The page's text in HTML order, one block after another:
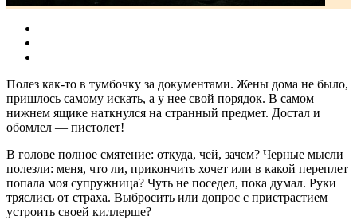
Полез как-то в тумбочку за документами. Жены дома не было,
пришлось самому искать, а у нее свой порядок. В самом
нижнем ящике наткнулся на странный предмет. Достал и
обомлел — пистолет!
В голове полное смятение: откуда, чей, зачем? Черные мысли
полезли: меня, что ли, прикончить хочет или в какой переплет
попала моя супружница? Чуть не поседел, пока думал. Руки
тряслись от страха. Выбросить или допрос с пристрастием
устроить своей киллерше?